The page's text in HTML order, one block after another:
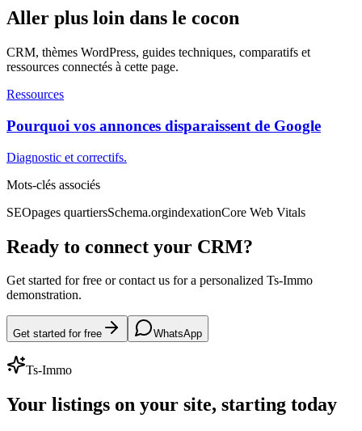
Aller plus loin dans le cocon
CRM, thèmes WordPress, guides techniques, comparatifs et
ressources connectés à cette page.
Ressources
Pourquoi vos annonces disparaissent de Google
Diagnostic et correctifs.
Mots-clés associés
SEOpages quartiersSchema.orgindexationCore Web Vitals
Ready to connect your CRM?
Get started for free or contact us for a personalized Ts-Immo
demonstration.
Get started for free WhatsApp
Ts-Immo
Your listings on your site, starting today